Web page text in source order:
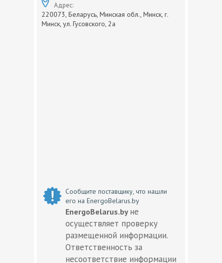
Адрес:
220073, Беларусь, Минская обл., Минск, г.
Минск, ул. Гусовского, 2а
Сообщите поставщику, что нашли
его на EnergoBelarus.by
EnergoBelarus.by не
осуществляет проверку
размещенной информации.
Ответственность за
несоответствие информации